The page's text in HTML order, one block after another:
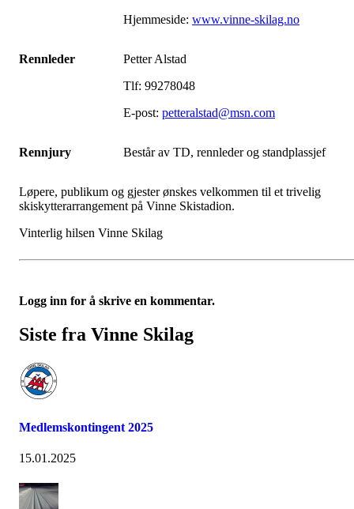
Hjemmeside: www.vinne-skilag.no
Rennleder
Petter Alstad
Tlf: 99278048
E-post: petteralstad@msn.com
Rennjury Består av TD, rennleder og standplassjef
Løpere, publikum og gjester ønskes velkommen til et trivelig
skiskytterarrangement på Vinne Skistadion.
Vinterlig hilsen Vinne Skilag
Logg inn for å skrive en kommentar.
Siste fra Vinne Skilag
Medlemskontingent 2025
15.01.2025